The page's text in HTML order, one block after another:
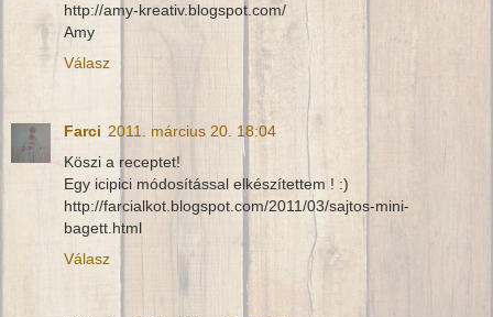
http://amy-kreativ.blogspot.com/
Amy
Válasz
Farci 2011. március 20. 18:04
Köszi a receptet!
Egy icipici módosítással elkészítettem ! :)
http://farcialkot.blogspot.com/2011/03/sajtos-mini-
bagett.html
Válasz